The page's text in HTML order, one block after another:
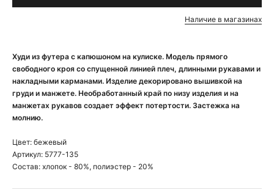
Худи из футера с капюшоном на кулиске. Модель прямого
свободного кроя со спущенной линией плеч, длинными рукавами и
накладными карманами. Изделие декорировано вышивкой на
груди и манжете. Необработанный край по низу изделия и на
манжетах рукавов создает эффект потертости. Застежка на
молнию.
Цвет: бежевый
Артикул: 5777-135
Состав: хлопок - 80%, полиэстер - 20%
Наличие в магазинах